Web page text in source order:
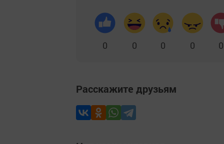
0 0 0 0 0
Расскажите друзьям